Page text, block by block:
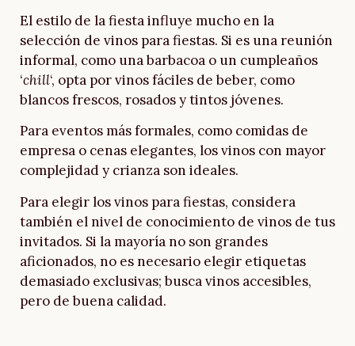
El estilo de la fiesta influye mucho en la
selección de vinos para fiestas. Si es una reunión
informal, como una barbacoa o un cumpleaños
‘chill‘, opta por vinos fáciles de beber, como
blancos frescos, rosados y tintos jóvenes.
Para eventos más formales, como comidas de
empresa o cenas elegantes, los vinos con mayor
complejidad y crianza son ideales.
Para elegir los vinos para fiestas, considera
también el nivel de conocimiento de vinos de tus
invitados. Si la mayoría no son grandes
aficionados, no es necesario elegir etiquetas
demasiado exclusivas; busca vinos accesibles,
pero de buena calidad.